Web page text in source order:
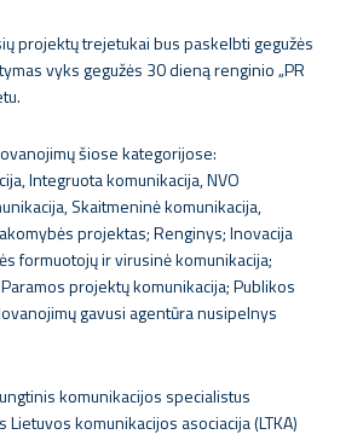
projektų trejetukai bus paskelbti gegužės
vyks gegužės 30 dieną renginio „PR
šiose kategorijose:
Integruota komunikacija, NVO
Skaitmeninė komunikacija,
projektas; Renginys; Inovacija
formuotojų ir virusinė komunikacija;
projektų komunikacija; Publikos
gavusi agentūra nusipelnys
komunikacijos specialistus
komunikacijos asociacija (LTKA)